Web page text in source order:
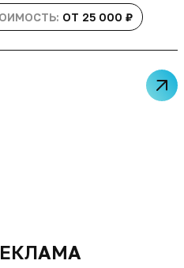
ОТ 25 000 ₽